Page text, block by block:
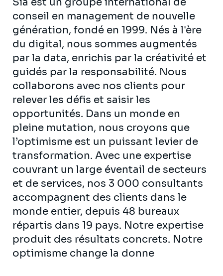
conseil en management de nouvelle
génération, fondé en 1999. Nés à l'ère
du digital, nous sommes augmentés
par la data, enrichis par la créativité et
guidés par la responsabilité. Nous
collaborons avec nos clients pour
relever les défis et saisir les
opportunités. Dans un monde en
pleine mutation, nous croyons que
l’optimisme est un puissant levier de
transformation. Avec une expertise
couvrant un large éventail de secteurs
et de services, nos 3 000 consultants
accompagnent des clients dans le
monde entier, depuis 48 bureaux
répartis dans 19 pays. Notre expertise
produit des résultats concrets. Notre
optimisme change la donne